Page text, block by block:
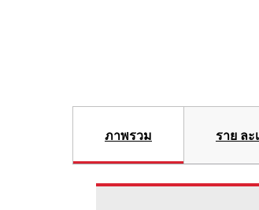
ภาพรวม ราย ละ